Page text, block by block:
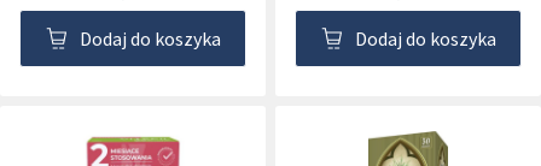
Dodaj do koszyka Dodaj do koszyka